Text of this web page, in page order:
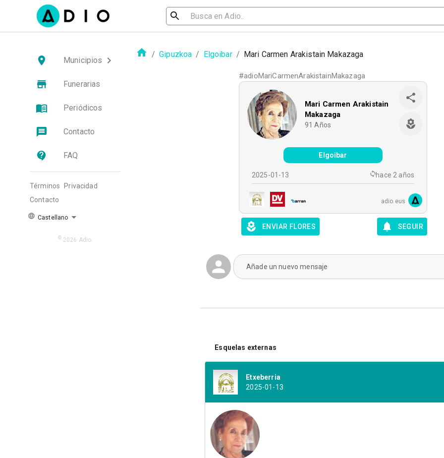
Municipios
Funerarias
Periódicos
Contacto
FAQ
Términos
Privacidad
Contacto
Castellano
© 2026 Adio.
/ Gipuzkoa / Elgoibar / Mari Carmen Arakistain Makazaga
#adioMariCarmenArakistainMakazaga
Mari Carmen Arakistain
Makazaga
91 Años
Elgoibar
2025-01-13 hace 2 años
adio.eus
ENVIAR FLORES SEGUIR
Añade un nuevo mensaje
Esquelas externas
Etxeberria
2025-01-13